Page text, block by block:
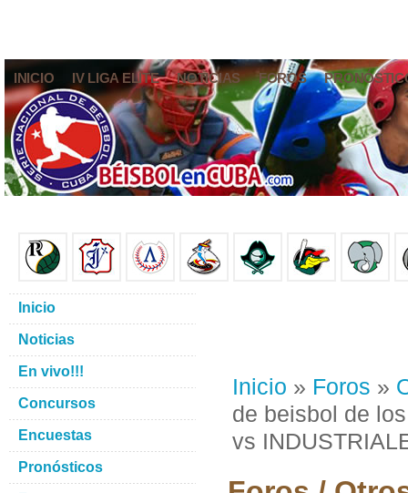
INICIO IV LIGA ELITE NOTICIAS FOROS
Inicio » Foros »
de beisbol de
vs
Inicio
Noticias
En vivo!!!
Concursos
Encuestas
Pronósticos